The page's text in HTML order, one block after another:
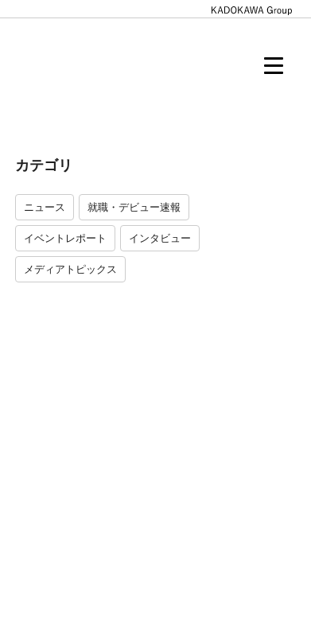
カテゴリ
ニュース 就職・デビュー速報
イベントレポート インタビュー
メディアトピックス